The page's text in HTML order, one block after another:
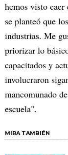
hemos visto caer
se planteó que
industrias. Me
priorizar lo
capacitados y
involucraron
mancomunado
escuela".
MIRA TAMBIÉN